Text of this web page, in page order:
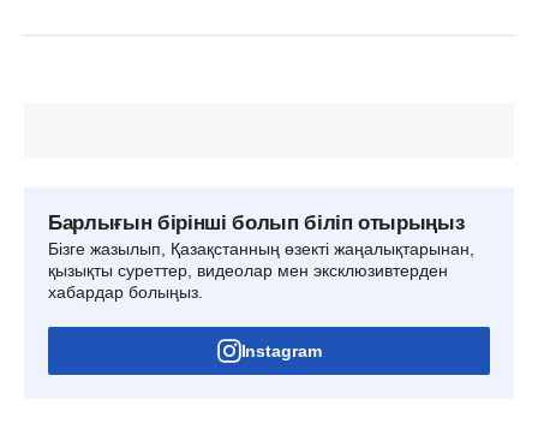
Барлығын бірінші болып біліп отырыңыз
Бізге жазылып, Қазақстанның өзекті жаңалықтарынан,
қызықты суреттер, видеолар мен эксклюзивтерден
хабардар болыңыз.
Instagram